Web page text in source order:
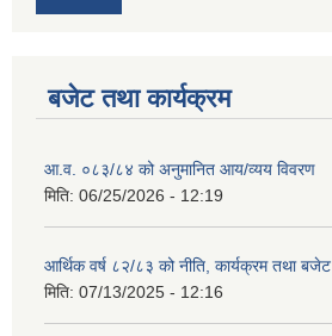
बजेट तथा कार्यक्रम
आ.व. ०८३/८४ को अनुमानित आय/व्यय विवरण
मिति: 06/25/2026 - 12:19
आर्थिक वर्ष ८२/८३ को नीति, कार्यक्रम तथा बजेट
मिति: 07/13/2025 - 12:16